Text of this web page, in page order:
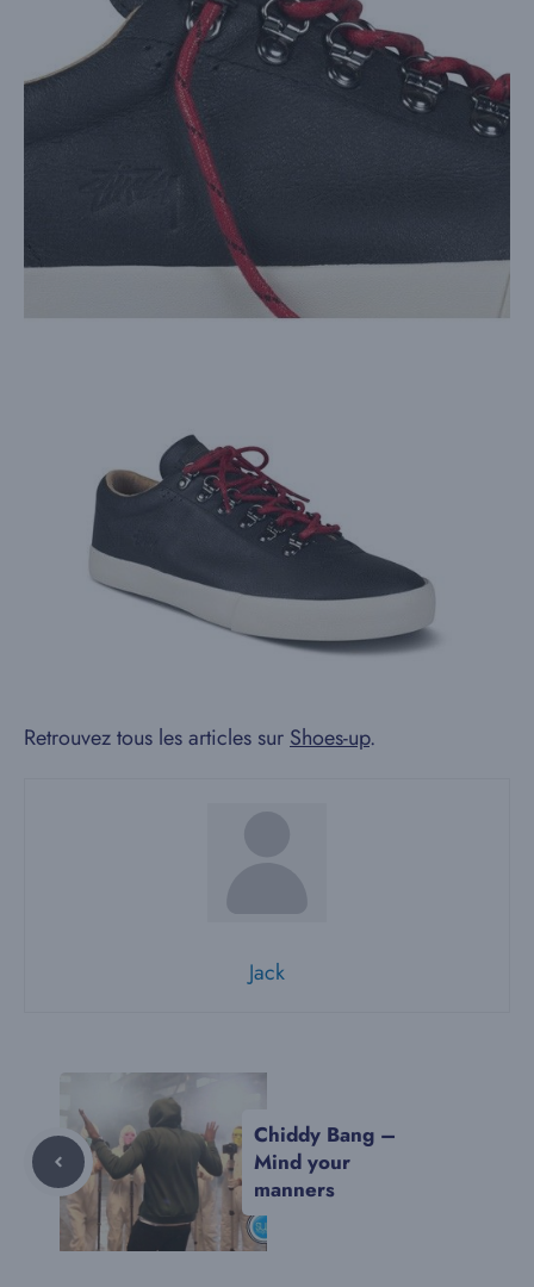
Retrouvez tous les articles sur Shoes-up.
Jack
Chiddy Bang –
Mind your
manners